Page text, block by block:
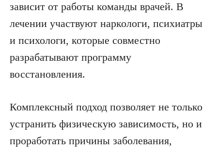
зависит от работы команды врачей. В
лечении участвуют наркологи, психиатры
и психологи, которые совместно
разрабатывают программу
восстановления.
Комплексный подход позволяет не только
устранить физическую зависимость, но и
проработать причины заболевания,